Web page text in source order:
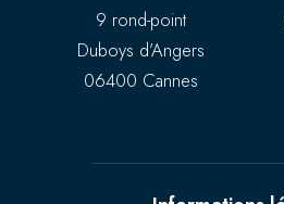
9 rond-point
Duboys d’Angers
06400 Cannes